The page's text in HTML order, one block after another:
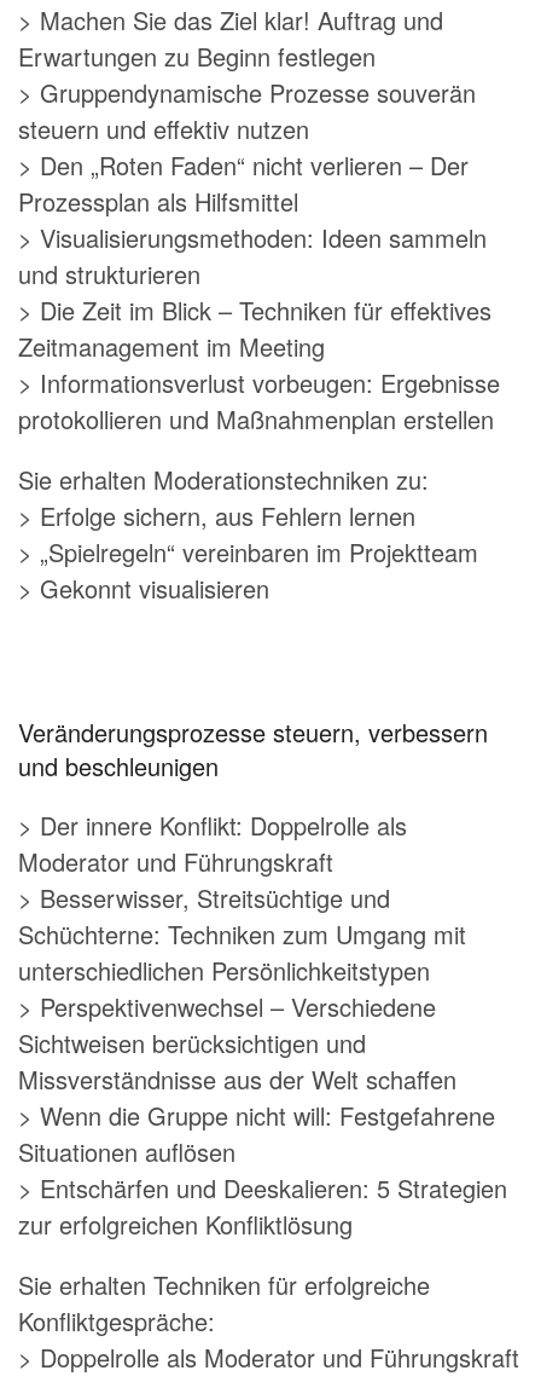
> Machen Sie das Ziel klar! Auftrag und
Erwartungen zu Beginn festlegen
> Gruppendynamische Prozesse souverän
steuern und effektiv nutzen
> Den „Roten Faden“ nicht verlieren – Der
Prozessplan als Hilfsmittel
> Visualisierungsmethoden: Ideen sammeln
und strukturieren
> Die Zeit im Blick – Techniken für effektives
Zeitmanagement im Meeting
> Informationsverlust vorbeugen: Ergebnisse
protokollieren und Maßnahmenplan erstellen
Sie erhalten Moderationstechniken zu:
> Erfolge sichern, aus Fehlern lernen
> „Spielregeln“ vereinbaren im Projektteam
> Gekonnt visualisieren
Veränderungsprozesse steuern, verbessern
und beschleunigen
> Der innere Konflikt: Doppelrolle als
Moderator und Führungskraft
> Besserwisser, Streitsüchtige und
Schüchterne: Techniken zum Umgang mit
unterschiedlichen Persönlichkeitstypen
> Perspektivenwechsel – Verschiedene
Sichtweisen berücksichtigen und
Missverständnisse aus der Welt schaffen
> Wenn die Gruppe nicht will: Festgefahrene
Situationen auflösen
> Entschärfen und Deeskalieren: 5 Strategien
zur erfolgreichen Konfliktlösung
Sie erhalten Techniken für erfolgreiche
Konfliktgespräche:
> Doppelrolle als Moderator und Führungskraft